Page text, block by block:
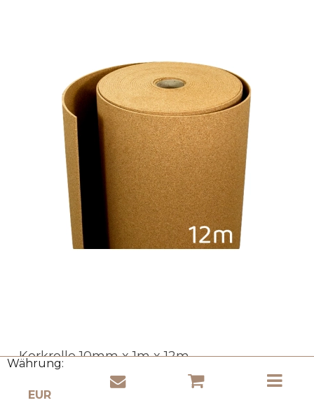
Währung:
Korkrolle 10mm x 1m x 12m
RK-10U